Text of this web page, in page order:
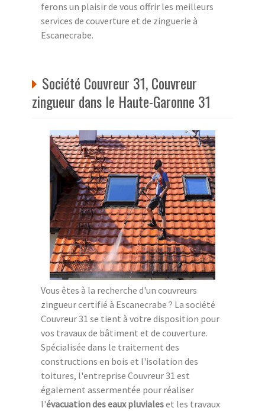
ferons un plaisir de vous offrir les meilleurs
services de couverture et de zinguerie à
Escanecrabe.
Société Couvreur 31, Couvreur
zingueur dans le Haute-Garonne 31
Vous êtes à la recherche d'un couvreurs
zingueur certifié à Escanecrabe ? La société
Couvreur 31 se tient à votre disposition pour
vos travaux de bâtiment et de couverture.
Spécialisée dans le traitement des
constructions en bois et l'isolation des
toitures, l'entreprise Couvreur 31 est
également assermentée pour réaliser
l'évacuation des eaux pluvialeset les travaux